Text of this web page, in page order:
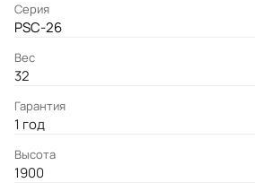
Серия
PSC-26
Вес
32
Гарантия
1 год
Высота
1900